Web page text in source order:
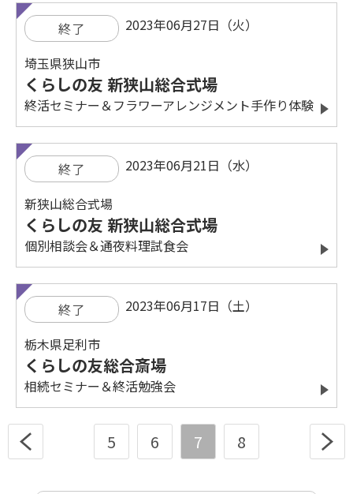
終了 2023年06月27日（火）
埼玉県狭山市
くらしの友 新狭山総合式場
終活セミナー＆フラワーアレンジメント手作り体験
終了 2023年06月21日（水）
新狭山総合式場
くらしの友 新狭山総合式場
個別相談会＆通夜料理試食会
終了 2023年06月17日（土）
栃木県足利市
くらしの友総合斎場
相続セミナー＆終活勉強会
5 6 7 8